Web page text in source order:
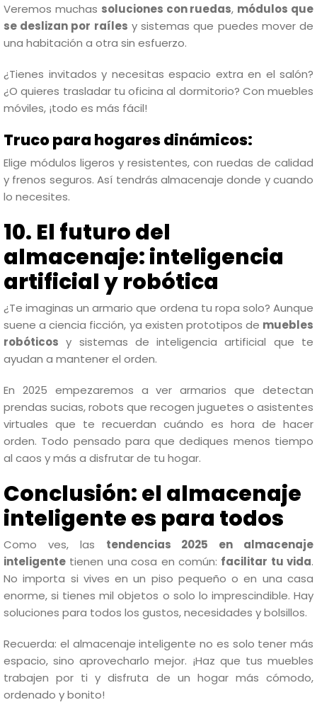
Veremos muchas soluciones con ruedas, módulos que
se deslizan por raíles y sistemas que puedes mover de
una habitación a otra sin esfuerzo.
¿Tienes invitados y necesitas espacio extra en el salón?
¿O quieres trasladar tu oficina al dormitorio? Con muebles
móviles, ¡todo es más fácil!
Truco para hogares dinámicos:
Elige módulos ligeros y resistentes, con ruedas de calidad
y frenos seguros. Así tendrás almacenaje donde y cuando
lo necesites.
10. El futuro del
almacenaje: inteligencia
artificial y robótica
¿Te imaginas un armario que ordena tu ropa solo? Aunque
suene a ciencia ficción, ya existen prototipos de muebles
robóticos y sistemas de inteligencia artificial que te
ayudan a mantener el orden.
En 2025 empezaremos a ver armarios que detectan
prendas sucias, robots que recogen juguetes o asistentes
virtuales que te recuerdan cuándo es hora de hacer
orden. Todo pensado para que dediques menos tiempo
al caos y más a disfrutar de tu hogar.
Conclusión: el almacenaje
inteligente es para todos
Como ves, las tendencias 2025 en almacenaje
inteligente tienen una cosa en común: facilitar tu vida.
No importa si vives en un piso pequeño o en una casa
enorme, si tienes mil objetos o solo lo imprescindible. Hay
soluciones para todos los gustos, necesidades y bolsillos.
Recuerda: el almacenaje inteligente no es solo tener más
espacio, sino aprovecharlo mejor. ¡Haz que tus muebles
trabajen por ti y disfruta de un hogar más cómodo,
ordenado y bonito!